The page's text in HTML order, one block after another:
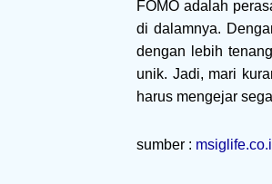
FOMO adalah
di dalamnya.
dengan lebih
unik. Jadi, mari
harus mengejar
sumber :